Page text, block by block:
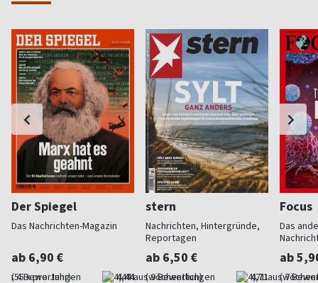
Der Spiegel
Das Nachrichten-Magazin
ab 6,90 €
(55 x pro Jahr) 4,44
stern
Nachrichten, Hintergründe,
Reportagen
ab 6,50 €
(wöchentlich) 4,71
Focus
Das
ab